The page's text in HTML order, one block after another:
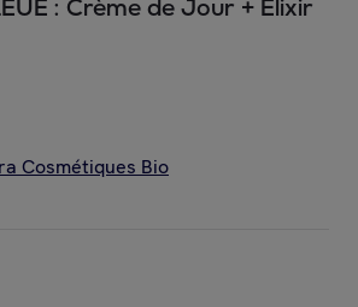
: Crème de Jour + Elixir
Cosmétiques Bio